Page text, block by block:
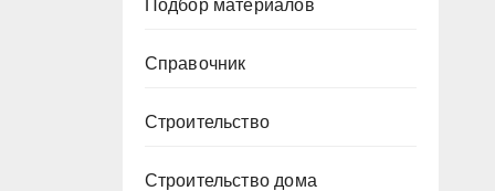
Подбор материалов
Справочник
Строительство
Строительство дома